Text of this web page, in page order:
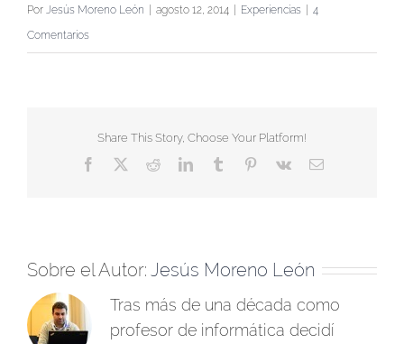
Por Jesús Moreno León agosto 12, 2014 Experiencias
4
Comentarios
Share This Story, Choose Your Platform!
Facebook RedditLinkedInTumblr Pinterest
Vk
Correo
Sobre el Autor: Jesús Moreno León
Tras más de una década como
profesor de informática decidí